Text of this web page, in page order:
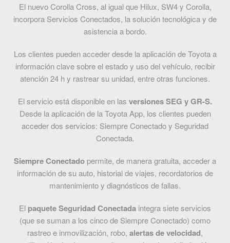
El nuevo Corolla Cross, al igual que Hilux, SW4 y Corolla,
incorpora Servicios Conectados, la solución tecnológica y de
asistencia a bordo.
Los clientes pueden acceder desde la aplicación de Toyota a
información clave sobre el estado y uso del vehículo, recibir
atención 24 h y rastrear su unidad, entre otras funciones.
El servicio está disponible en las versiones SEG y GR-S.
Desde la aplicación de la Toyota App, los clientes pueden
acceder dos servicios: Siempre Conectado y Seguridad
Conectada.
Siempre Conectado permite, de manera gratuita, acceder a
información de su auto, historial de viajes, recordatorios de
mantenimiento y diagnósticos de fallas.
El paquete Seguridad Conectada integra siete servicios
(que se suman a los cinco de Siempre Conectado) como
rastreo e inmovilización, robo, alertas de velocidad,